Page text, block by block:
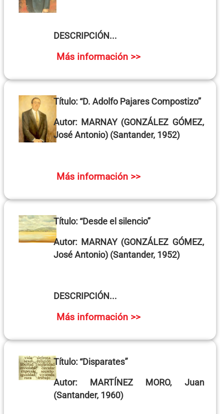
DESCRIPCIÓN...
Más información >>
Título: “D. Adolfo Pajares Compostizo”
Autor:MARNAY (GONZÁLEZ GÓMEZ,
José Antonio)(Santander, 1952)
Más información >>
Título: “Desde el silencio”
Autor: MARNAY (GONZÁLEZ GÓMEZ,
José Antonio)(Santander, 1952)
DESCRIPCIÓN...
Más información >>
Título: “Disparates”
Autor: MARTÍNEZ MORO, Juan
(Santander, 1960)